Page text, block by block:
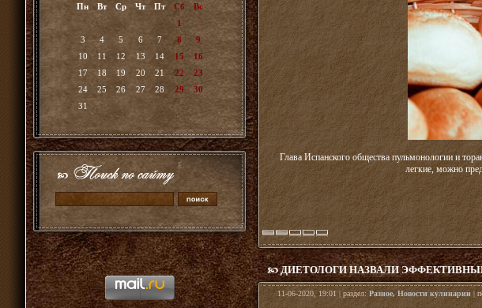
Пн
Вт Ср Чт Пт Сб
Вс
1
2
3
4 5 6 7 8
9
10
11 12 13 14 15
16
17
18 19 20 21 22
23
24
25 26 27 28 29
30
31
Глава Испанского общества пульмонологии и
легкие, можно
ДИЕТОЛОГИ НАЗВАЛИ
11-06-2020, 19:01 | раздел:Разное,Новости кулинарии |